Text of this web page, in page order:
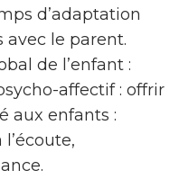
d’adaptation
avec le parent.
de l’enfant :
affectif : offrir
aux enfants :